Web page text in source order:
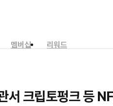
멤버십
리워드
서 크립토펑크 등